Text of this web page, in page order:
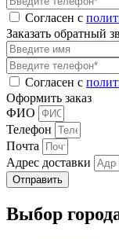
Согласен с
Заказать обратный
Согласен с
Оформить заказ
ФИО
Телефон
Почта
Адрес доставки
Отправить
Выбор